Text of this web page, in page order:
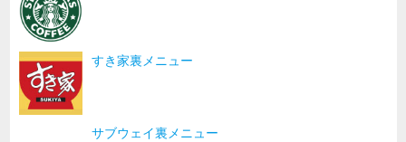
すき家裏メニュー
サブウェイ裏メニュー